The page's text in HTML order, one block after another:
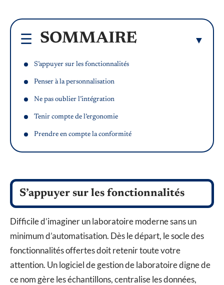
SOMMAIRE
S’appuyer sur les fonctionnalités
Penser à la personnalisation
Ne pas oublier l’intégration
Tenir compte de l’ergonomie
Prendre en compte la conformité
S’appuyer sur les fonctionnalités
Difficile d’imaginer un laboratoire moderne sans un
minimum d’automatisation. Dès le départ, le socle des
fonctionnalités offertes doit retenir toute votre
attention. Un logiciel de gestion de laboratoire digne de
ce nom gère les échantillons, centralise les données,